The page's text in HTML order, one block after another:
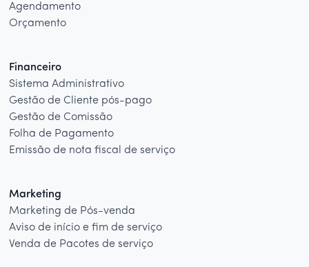
Agendamento
Orçamento
Financeiro
Sistema Administrativo
Gestão de Cliente pós-pago
Gestão de Comissão
Folha de Pagamento
Emissão de nota fiscal de serviço
Marketing
Marketing de Pós-venda
Aviso de início e fim de serviço
Venda de Pacotes de serviço